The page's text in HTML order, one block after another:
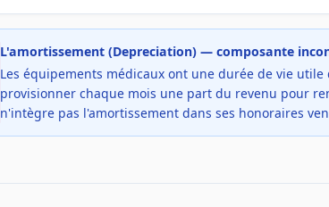
L'amortissement (Depreciation) — composante
Les équipements médicaux ont une durée de vie
provisionner chaque mois une part du revenu pour
n'intègre pas l'amortissement dans ses honoraires